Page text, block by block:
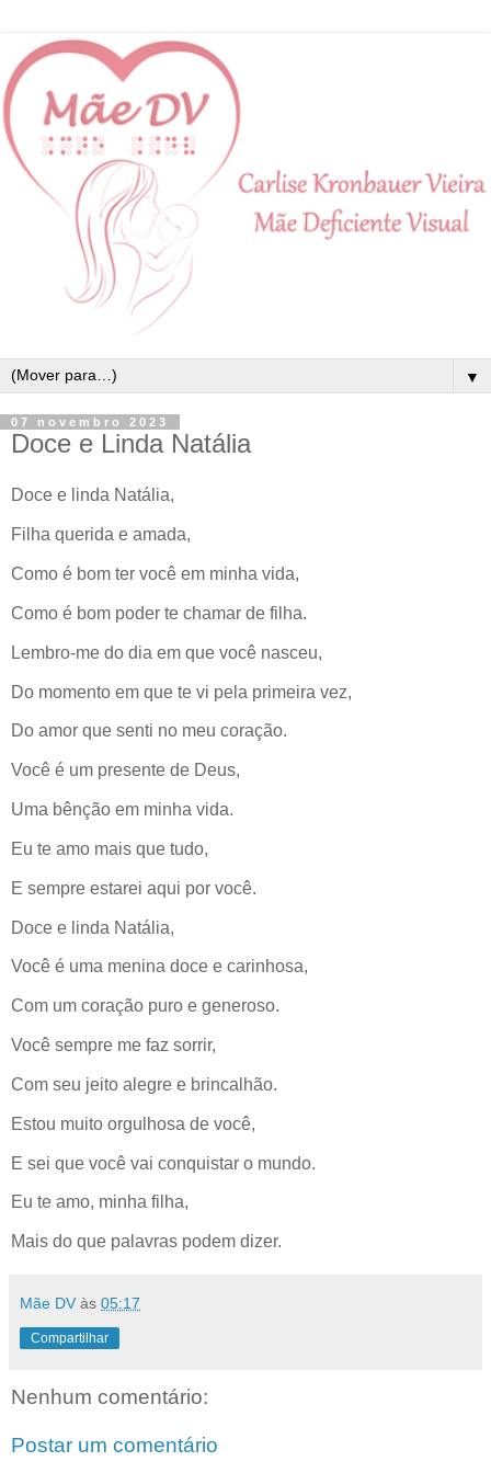
▼
07 novembro 2023
Doce e Linda Natália
Doce e linda Natália,
Filha querida e amada,
Como é bom ter você em minha vida,
Como é bom poder te chamar de filha.
Lembro-me do dia em que você nasceu,
Do momento em que te vi pela primeira vez,
Do amor que senti no meu coração.
Você é um presente de Deus,
Uma bênção em minha vida.
Eu te amo mais que tudo,
E sempre estarei aqui por você.
Doce e linda Natália,
Você é uma menina doce e carinhosa,
Com um coração puro e generoso.
Você sempre me faz sorrir,
Com seu jeito alegre e brincalhão.
Estou muito orgulhosa de você,
E sei que você vai conquistar o mundo.
Eu te amo, minha filha,
Mais do que palavras podem dizer.
Mãe DV às 05:17
Compartilhar
Nenhum comentário:
Postar um comentário